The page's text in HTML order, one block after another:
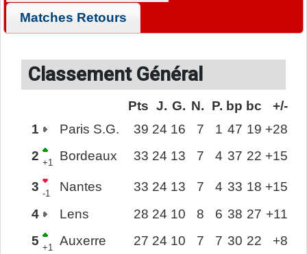
Matches Retours
Classement Général
Pts J. G. N. P. bp bc
+/-
1
Paris S.G. 39 24 16 7 1 47 19 +28
2 +1 Bordeaux 33 24 13 7 4 37 22 +15
3 -1 Nantes 33 24 13 7 4 33 18 +15
4
Lens 28 24 10 8 6 38 27 +11
5 +1 Auxerre 27 24 10 7 7 30 22 +8